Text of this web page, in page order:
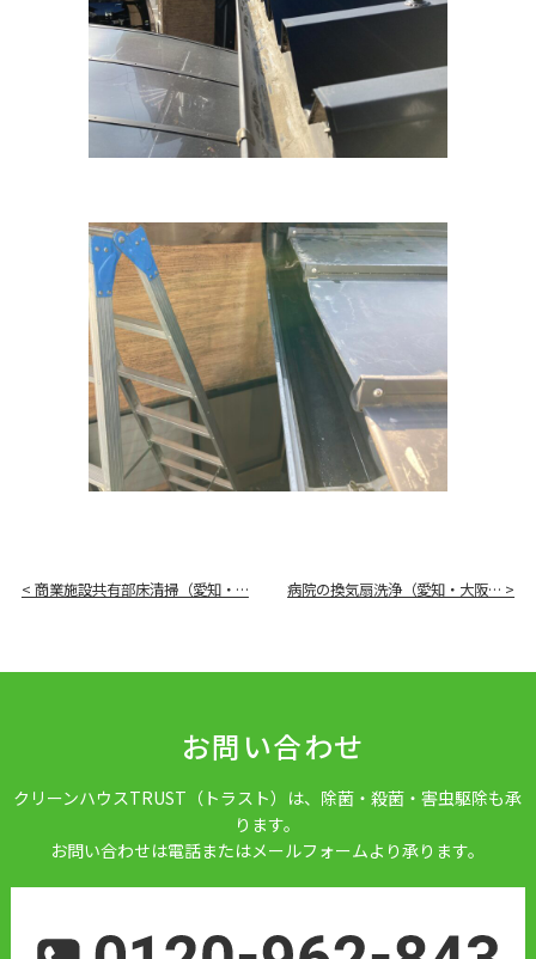
< 商業施設共有部床清掃（愛知・… 病院の換気扇洗浄（愛知・大阪… >
お問い合わせ
クリーンハウスTRUST（トラスト）は、除菌・殺菌・害虫駆除も承
ります。
お問い合わせは電話またはメールフォームより承ります。